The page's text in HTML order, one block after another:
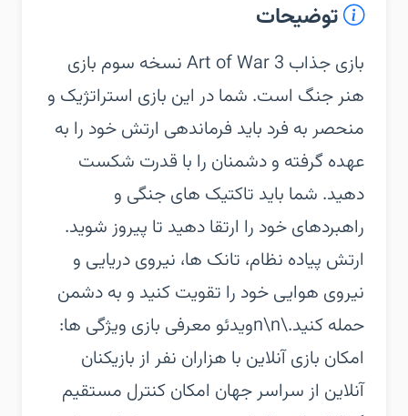
توضیحات
‏‏بازی جذاب Art of War 3 نسخه سوم بازی
هنر جنگ است. شما در این بازی استراتژیک و
منحصر به فرد باید فرماندهی ارتش خود را به
عهده گرفته و دشمنان را با قدرت شکست
دهید. شما باید تاکتیک های جنگی و
راهبردهای خود را ارتقا دهید تا پیروز شوید.
ارتش پیاده نظام، تانک ها، نیروی دریایی و
نیروی هوایی خود را تقویت کنید و به دشمن
حمله کنید.\n\nویدئو معرفی بازی‏ ویژگی ها:‏
امکان بازی آنلاین با هزاران نفر از بازیکنان
آنلاین از سراسر جهان‏ امکان کنترل مستقیم‏